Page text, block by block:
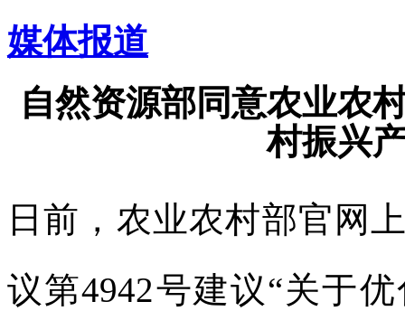
媒体报道
自然资源部同意农业农
村振兴
日前，农业农村部官网
议第4942号建议“关于